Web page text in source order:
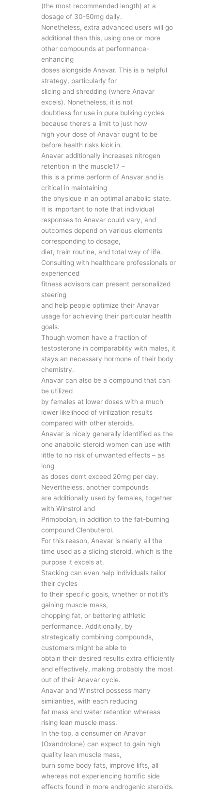
(the most recommended length) at a
dosage of 30-50mg daily.
Nonetheless, extra advanced users will go
additional than this, using one or more
other compounds at performance-
enhancing
doses alongside Anavar. This is a helpful
strategy, particularly for
slicing and shredding (where Anavar
excels). Nonetheless, it is not
doubtless for use in pure bulking cycles
because there’s a limit to just how
high your dose of Anavar ought to be
before health risks kick in.
Anavar additionally increases nitrogen
retention in the muscle17 –
this is a prime perform of Anavar and is
critical in maintaining
the physique in an optimal anabolic state.
It is important to note that individual
responses to Anavar could vary, and
outcomes depend on various elements
corresponding to dosage,
diet, train routine, and total way of life.
Consulting with healthcare professionals or
experienced
fitness advisors can present personalized
steering
and help people optimize their Anavar
usage for achieving their particular health
goals.
Though women have a fraction of
testosterone in comparability with males, it
stays an necessary hormone of their body
chemistry.
Anavar can also be a compound that can
be utilized
by females at lower doses with a much
lower likelihood of virilization results
compared with other steroids.
Anavar is nicely generally identified as the
one anabolic steroid women can use with
little to no risk of unwanted effects – as
long
as doses don’t exceed 20mg per day.
Nevertheless, another compounds
are additionally used by females, together
with Winstrol and
Primobolan, in addition to the fat-burning
compound Clenbuterol.
For this reason, Anavar is nearly all the
time used as a slicing steroid, which is the
purpose it excels at.
Stacking can even help individuals tailor
their cycles
to their specific goals, whether or not it’s
gaining muscle mass,
chopping fat, or bettering athletic
performance. Additionally, by
strategically combining compounds,
customers might be able to
obtain their desired results extra efficiently
and effectively, making probably the most
out of their Anavar cycle.
Anavar and Winstrol possess many
similarities, with each reducing
fat mass and water retention whereas
rising lean muscle mass.
In the top, a consumer on Anavar
(Oxandrolone) can expect to gain high
quality lean muscle mass,
burn some body fats, improve lifts, all
whereas not experiencing horrific side
effects found in more androgenic steroids.